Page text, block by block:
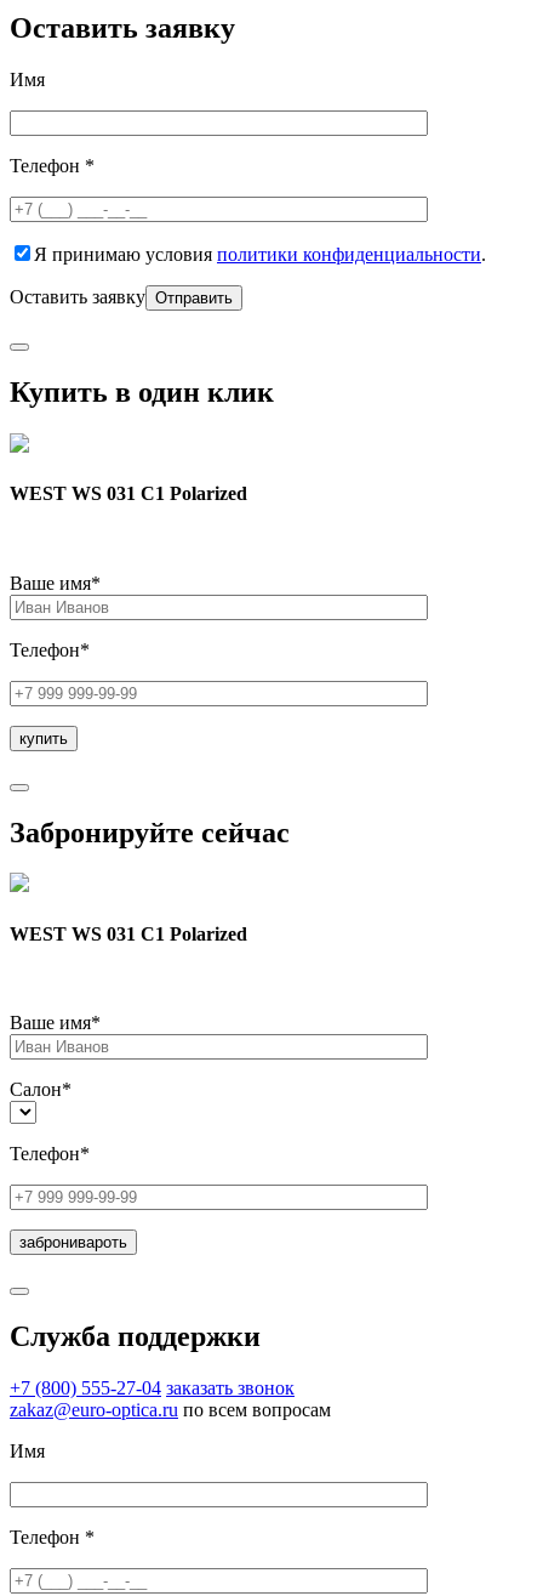
Оставить заявку
Имя
Телефон *
Я принимаю условия политики конфиденциальности.
Оставить заявку
Купить в один клик
WEST WS 031 C1 Polarized
Ваше имя*
Телефон*
Забронируйте сейчас
WEST WS 031 C1 Polarized
Ваше имя*
Салон*
Телефон*
Служба поддержки
+7 (800) 555-27-04 заказать звонок
zakaz@euro-optica.ru по всем вопросам
Имя
Телефон *